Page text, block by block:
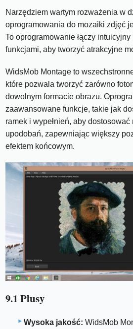
Narzędziem wartym rozważenia w
oprogramowania do mozaiki zdjęć
To oprogramowanie łączy
funkcjami, aby tworzyć atrakcyjne
WidsMob Montage to
które pozwala tworzyć zarówno
dowolnym formacie obrazu.
zaawansowane funkcje, takie jak
ramek i wypełnień, aby dostosować
upodobań, zapewniając większy
efektem końcowym.
9.1 Plusy
Wysoka jakość: WidsMob